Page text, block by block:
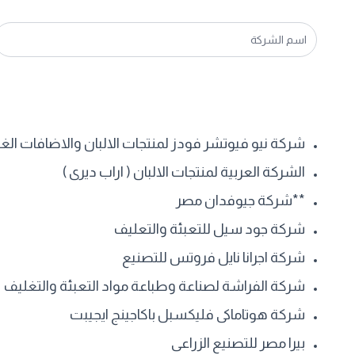
شركة نيو فيوتشر فودز لمنتجات الالبان والاضافات
الشركة العربية لمنتجات الالبان ( اراب ديرى )
**شركة جيوفدان مصر
شركة جود سيل للتعبئة والتعليف
شركة اجرانا نايل فروتس للتصنيع
شركة الفراشة لصناعة وطباعة مواد التعبئة والتغليف
شركة هوتاماكى فليكسبل باكاجينج ايجيبت
بيرا مصر للتصنيع الزراعى